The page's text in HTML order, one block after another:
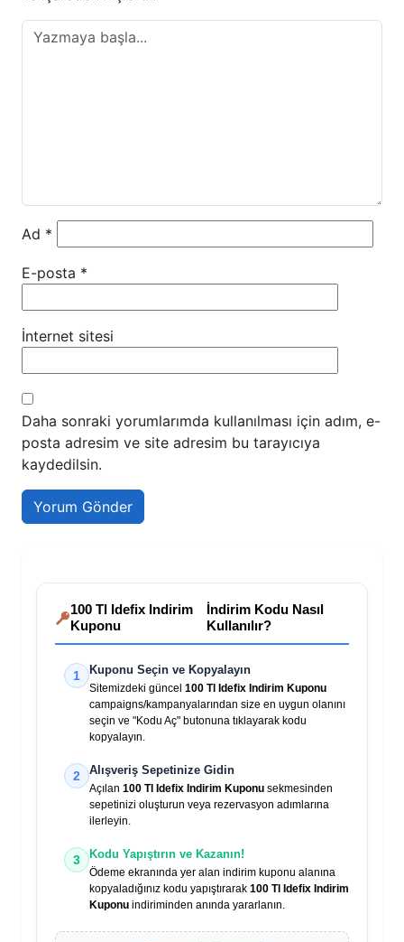
Ad *
E-posta *
İnternet sitesi
Daha sonraki yorumlarımda kullanılması için adım, e-
posta adresim ve site adresim bu tarayıcıya
kaydedilsin.
100 Tl Idefix Indirim
Kuponu
İndirim Kodu Nasıl
Kullanılır?
1 Kuponu Seçin ve Kopyalayın
Sitemizdeki güncel 100 Tl Idefix Indirim Kuponu
campaigns/kampanyalarından size en uygun olanını
seçin ve "Kodu Aç" butonuna tıklayarak kodu
kopyalayın.
2 Alışveriş Sepetinize Gidin
Açılan 100 Tl Idefix Indirim Kuponu sekmesinden
sepetinizi oluşturun veya rezervasyon adımlarına
ilerleyin.
3 Kodu Yapıştırın ve Kazanın!
Ödeme ekranında yer alan indirim kuponu alanına
kopyaladığınız kodu yapıştırarak 100 Tl Idefix Indirim
Kuponu indiriminden anında yararlanın.